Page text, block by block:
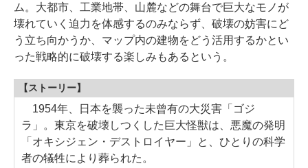
ム。大都市、工業地帯、山麓などの舞台で巨大なモノが
壊れていく迫力を体感するのみならず、破壊の妨害にど
う立ち向かうか、マップ内の建物をどう活用するかとい
った戦略的に破壊する楽しみもあるという。
【ストーリー】
1954年、日本を襲った未曾有の大災害「ゴジ
ラ」。東京を破壊しつくした巨大怪獣は、悪魔の発明
「オキシジェン・デストロイヤー」と、ひとりの科学
者の犠牲により葬られた。